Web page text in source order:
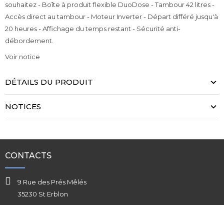
souhaitez - Boîte à produit flexible DuoDose - Tambour 42 litres -
Accès direct au tambour - Moteur Inverter - Départ différé jusqu'à
20 heures - Affichage du temps restant - Sécurité anti-
débordement.
Voir notice
DÉTAILS DU PRODUIT
NOTICES
CONTACTS
9 Rue des Prés Mêlés
35230 St Erblon